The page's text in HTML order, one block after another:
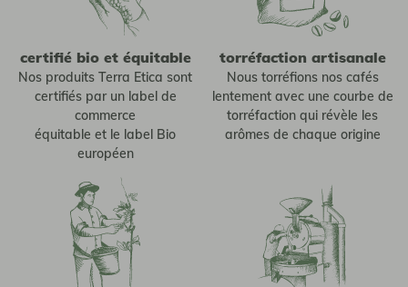
certifié bio et équitable
Nos produits Terra Etica sont
certifiés par un label de
commerce
équitable et le label Bio
européen
torréfaction artisanale
Nous torréfions nos cafés
lentement avec une courbe de
torréfaction qui révèle les
arômes de chaque origine